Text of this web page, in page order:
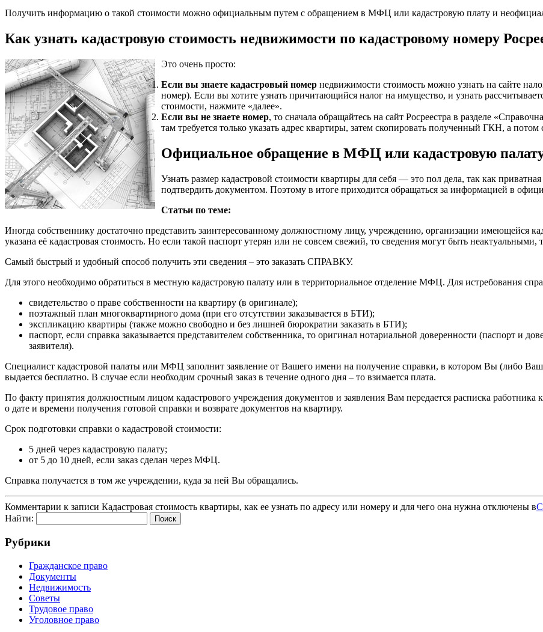
Получить информацию о такой стоимости можно официальным путем с обращением в МФЦ или кадастровую плату и
Как узнать кадастровую стоимость недвижимости по кадастровому номеру
Это очень просто:
Если вы знаете кадастровый номер недвижимости стоимость можно узнать на сайте
номер). Если вы хотите узнать причитающийся налог на имущество, и узнать
стоимости, нажмите «далее».
Если вы не знаете номер, то сначала обращайтесь на сайт Росреестра в разделе
там требуется только указать адрес квартиры, затем скопировать полученный ГКН, а потом
Официальное обращение в МФЦ или кадастровую
Узнать размер кадастровой стоимости квартиры для себя — это пол дела, так как
подтвердить документом. Поэтому в итоге приходится обращаться за информацией в
Статьи по теме:
Иногда собственнику достаточно представить заинтересованному должностному лицу, учреждению, организации имеющейся
указана её кадастровая стоимость. Но если такой паспорт утерян или не совсем свежий, то сведения могут быть неактуальными,
Самый быстрый и удобный способ получить эти сведения – это заказать СПРАВКУ.
Для этого необходимо обратиться в местную кадастровую палату или в территориальное отделение МФЦ. Для истребования
свидетельство о праве собственности на квартиру (в оригинале);
поэтажный план многоквартирного дома (при его отсутствии заказывается в БТИ);
экспликацию квартиры (также можно свободно и без лишней бюрократии заказать в БТИ);
паспорт, если справка заказывается представителем собственника, то оригинал нотариальной доверенности (паспорт и
заявителя).
Специалист кадастровой палаты или МФЦ заполнит заявление от Вашего имени на получение справки, в котором Вы (либо Ваш
выдается бесплатно. В случае если необходим срочный заказ в течение одного дня – то взимается плата.
По факту принятия должностным лицом кадастрового учреждения документов и заявления Вам передается расписка
о дате и времени получения готовой справки и возврате документов на квартиру.
Срок подготовки справки о кадастровой стоимости:
5 дней через кадастровую палату;
от 5 до 10 дней, если заказ сделан через МФЦ.
Справка получается в том же учреждении, куда за ней Вы обращались.
Комментарии к записи Кадастровая стоимость квартиры, как ее узнать по адресу или номеру и для чего она нужна отключены в
Найти:
Рубрики
Гражданское право
Документы
Недвижимость
Советы
Трудовое право
Уголовное право